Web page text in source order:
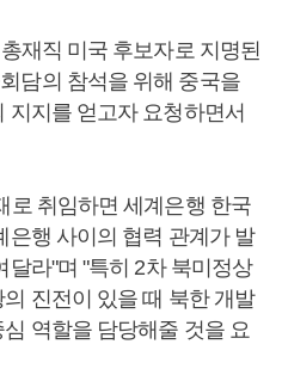
재직 미국 후보자로 지명된
담의 참석을 위해 중국을
지지를 얻고자 요청하면서
로 취임하면 세계은행 한국
은행 사이의 협력 관계가 발
달라"며 "특히 2차 북미정상
진전이 있을 때 북한 개발
역할을 담당해줄 것을 요